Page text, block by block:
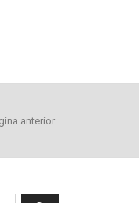
anterior